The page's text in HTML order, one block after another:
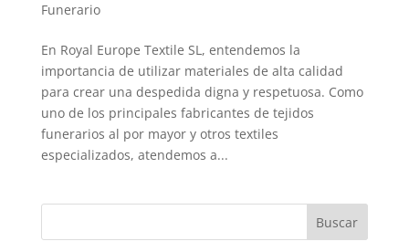
Funerario
En Royal Europe Textile SL, entendemos la
importancia de utilizar materiales de alta calidad
para crear una despedida digna y respetuosa. Como
uno de los principales fabricantes de tejidos
funerarios al por mayor y otros textiles
especializados, atendemos a...